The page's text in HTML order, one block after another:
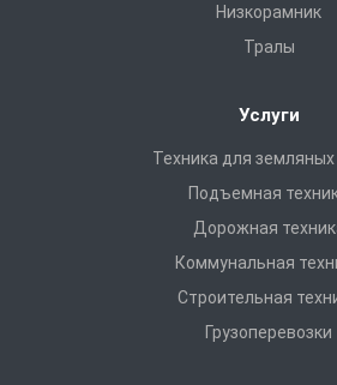
Низкорамник
Тралы
Услуги
Техника для земляных
Подъемная
Дорожная
Коммунальная
Строительная
Грузоперевозки